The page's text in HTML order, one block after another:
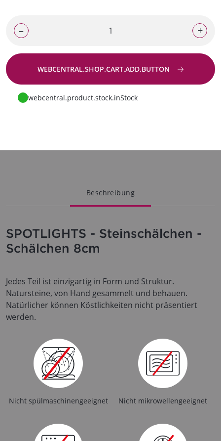
– +
WEBCENTRAL.SHOP.CART.ADD.BUTTON
Zur Anfrage
webcentral.product.stock.inStock
Beschreibung
SPOTLIGHTS - Steinschälchen -
Schälchen 8cm
Jedes Teil ist einzigartig in Form und Struktur.
Natursteine, von Hand gesammelt und behauen.
Natürlicher können Köstlichkeiten nicht präsentiert
werden.
Nicht spülmaschinengeeignet Nicht mikrowellengeeignet